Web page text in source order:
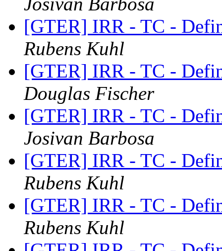
[GTER] IRR - TC -
Rubens Kuhl
[GTER] IRR - TC -
Douglas Fischer
[GTER] IRR - TC -
Josivan Barbosa
[GTER] IRR - TC -
Rubens Kuhl
[GTER] IRR - TC -
Rubens Kuhl